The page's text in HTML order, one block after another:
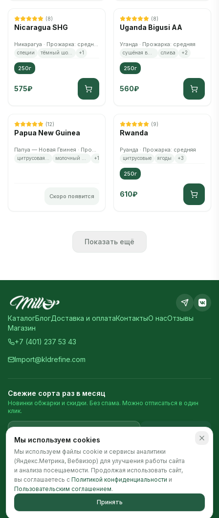
(8)
Nicaragua SHG
Никарагуа · Прожарка: средняя
специи +1
250г
575₽
(8)
Uganda Bigusi AA
Уганда · Прожарка: средняя
слива +2
250г
560₽
(12)
Papua New Guinea
Папуа — Новая Гвинея · Прожарка: средняя
+1
Скоро появится
(9)
Rwanda
Руанда · Прожарка: средняя
цитрусовые ягоды +3
250г
610₽
Показать ещё
КаталогБлогДоставка и оплатаКонтактыО насОтзывы
Магазин
+7 (401) 237 53 43
Import@kldrefine.com
Свежие сорта раз в месяц
Новинки обжарки и скидки. Без спама. Можно отписаться в один
клик.
2026Millor Coffee · Пн-Пт 9:00-18:00
Политика конфиденциальностиПользовательское соглашение
Мы используем cookies
Мы используем файлы cookie и сервисы аналитики
(Яндекс.Метрика, Вебвизор) для улучшения работы сайта
и анализа посещаемости. Продолжая использовать сайт,
вы соглашаетесь с Политикой конфиденциальности и
Пользовательским соглашением.
Принять